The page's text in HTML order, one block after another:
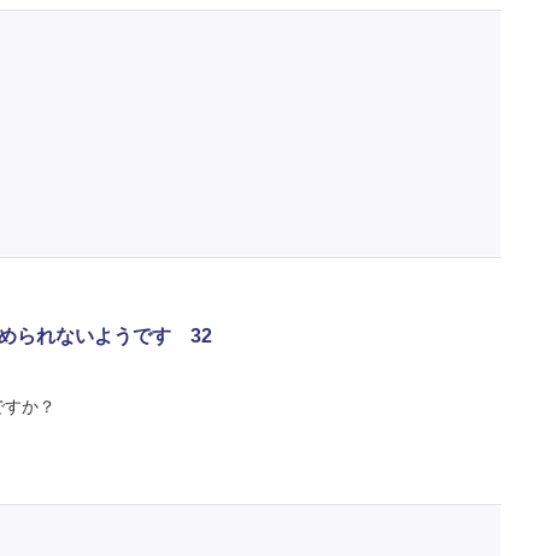
られないようです 32
か？